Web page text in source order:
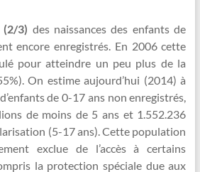
3) des naissances des enfants de
encore enregistrés. En 2006 cette
pour atteindre un peu plus de la
On estime aujourd’hui (2014) à
de 0-17 ans non enregistrés,
de moins de 5 ans et 1.552.236
(5-17 ans). Cette population
exclue de l’accès à certains
la protection spéciale due aux